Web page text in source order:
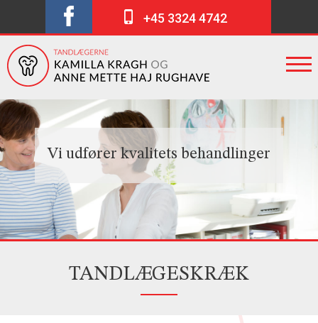
+45 3324 4742
Vi udfører kvalitets behandlinger
TANDLÆGESKRÆK